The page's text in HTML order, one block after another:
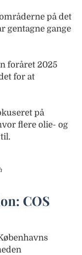
på det
gentagne gange
foråret 2025
for at
på
flere olie- og
COS